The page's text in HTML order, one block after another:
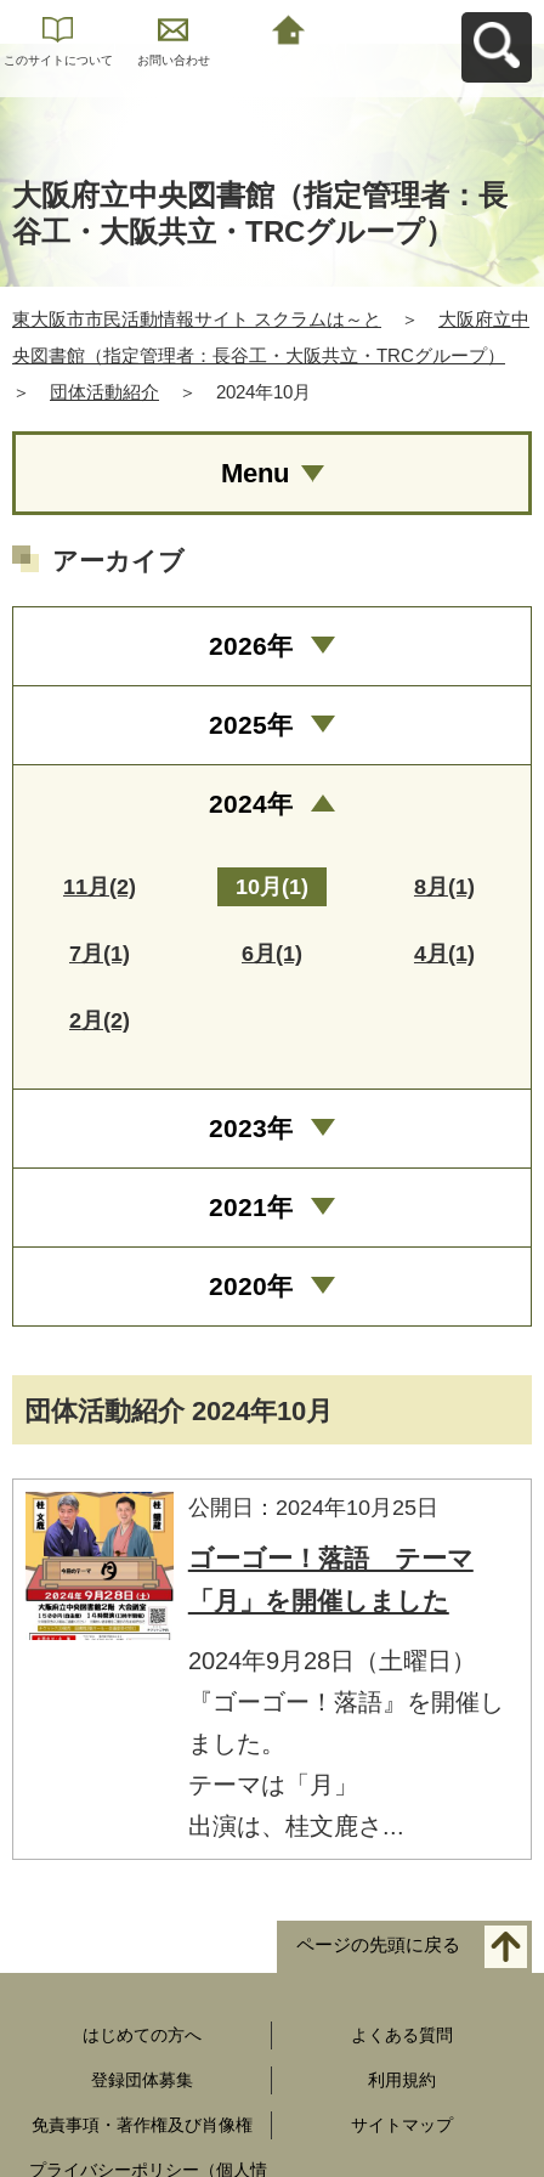
このサイトについて お問い合わせ
大阪府立中央図書館（指定管理者：長
谷工・大阪共立・TRCグループ）
東大阪市市民活動情報サイト スクラムは～と ＞
大阪府立中
央図書館（指定管理者：長谷工・大阪共立・TRCグループ）
＞
団体活動紹介 ＞ 2024年10月
団体活動紹介 2024年10月
公開日：2024年10月25日
ゴーゴー！落語 テーマ
「月」を開催しました
2024年9月28日（土曜日）
『ゴーゴー！落語』を開催し
ました。
テーマは「月」
出演は、桂文鹿さ...
Menu
アーカイブ
2026年
2025年
2024年
11月(2) 10月(1) 8月(1)
7月(1) 6月(1) 4月(1)
2月(2)
2023年
2021年
2020年
ページの先頭に戻る
はじめての方へ よくある質問
登録団体募集 利用規約
免責事項・著作権及び肖像権 サイトマップ
プライバシーポリシー（個人情